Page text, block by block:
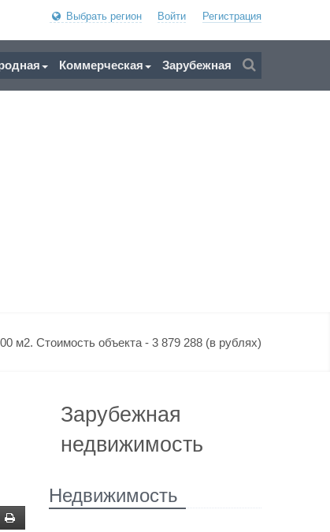
Выбрать регион Войти Регистрация
Коммерческая Зарубежная
м2. Стоимость объекта - 3 879 288 (в рублях)
Зарубежная
недвижимость
Недвижимость